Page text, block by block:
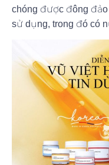
chóng được đông đảo
sử dụng, trong đó có